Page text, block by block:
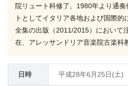
院リュート科修了。1980年より通
トとしてイタリア各地および国際的
全集の出版（2011/2015）において
在、アレッサンドリア音楽院古楽科
日時 平成28年6月25日(土